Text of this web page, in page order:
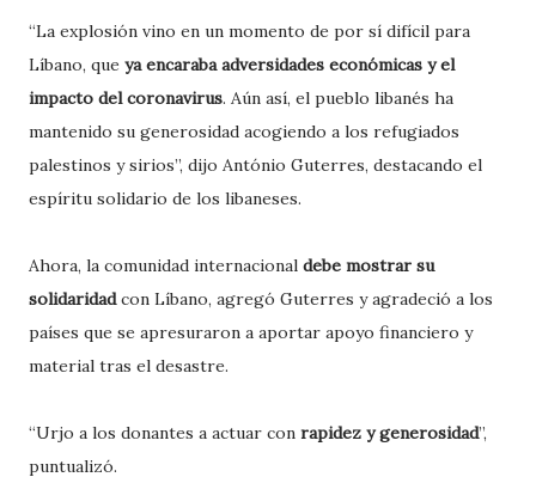
“La explosión vino en un momento de por sí difícil para
Líbano, que ya encaraba adversidades económicas y el
impacto del coronavirus. Aún así, el pueblo libanés ha
mantenido su generosidad acogiendo a los refugiados
palestinos y sirios”, dijo António Guterres, destacando el
espíritu solidario de los libaneses.
Ahora, la comunidad internacional debe mostrar su
solidaridadcon Líbano, agregó Guterres y agradeció a los
países que se apresuraron a aportar apoyo financiero y
material tras el desastre.
“Urjo a los donantes a actuar con rapidez y generosidad”,
puntualizó.